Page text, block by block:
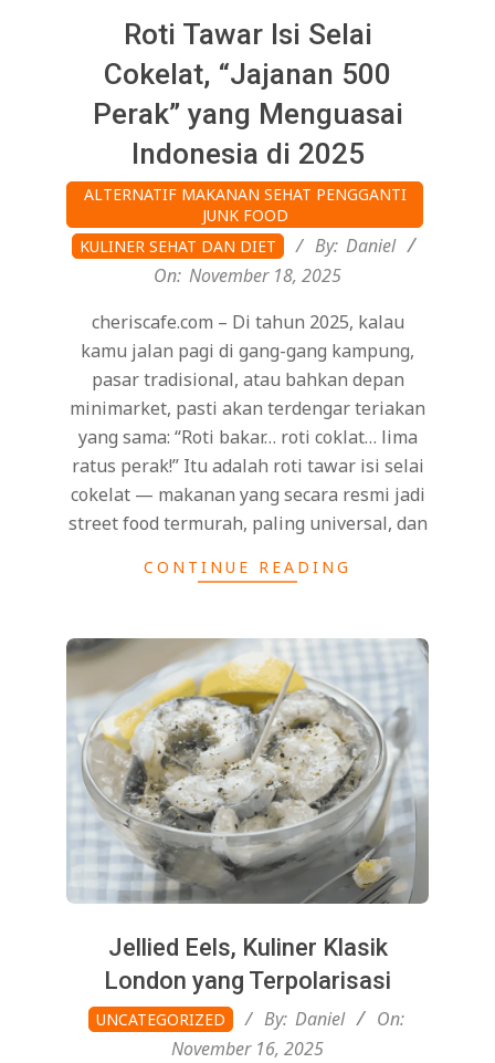
Roti Tawar Isi Selai
Cokelat, “Jajanan 500
Perak” yang Menguasai
Indonesia di 2025
2025-
18
ALTERNATIF MAKANAN SEHAT PENGGANTI
JUNK FOOD
KULINER SEHAT DAN DIET
By: Daniel
On: November 18, 2025
cheriscafe.com – Di tahun 2025, kalau
kamu jalan pagi di gang-gang kampung,
pasar tradisional, atau bahkan depan
minimarket, pasti akan terdengar teriakan
yang sama: “Roti bakar… roti coklat… lima
ratus perak!” Itu adalah roti tawar isi selai
cokelat — makanan yang secara resmi jadi
street food termurah, paling universal, dan
CONTINUE READING
Jellied Eels, Kuliner Klasik
London yang Terpolarisasi
2025-
11-
UNCATEGORIZED By: Daniel
On:
November 16, 2025